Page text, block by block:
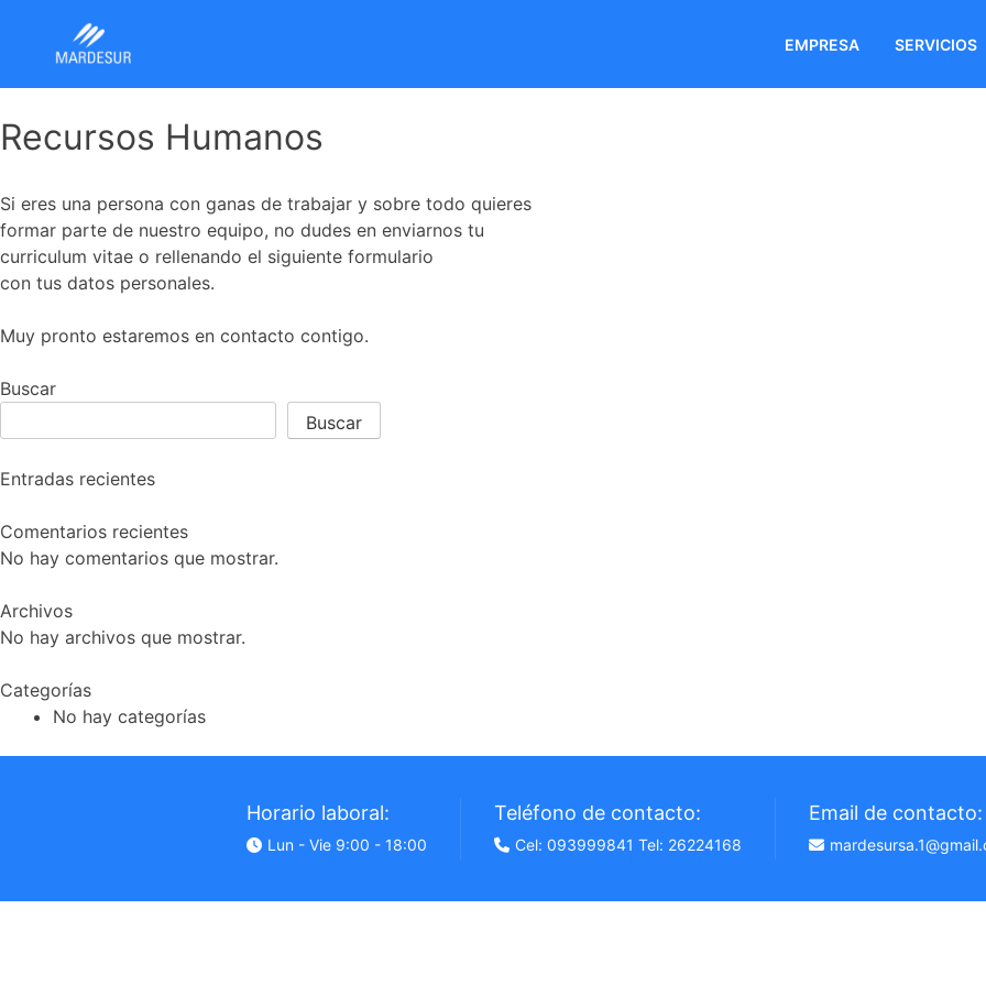
EMPRESA SERVICIOS
Recursos Humanos
Si eres una persona con ganas de trabajar y sobre todo quieres
formar parte de nuestro equipo, no dudes en enviarnos tu
curriculum vitae o rellenando el siguiente formulario
con tus datos personales.
Muy pronto estaremos en contacto contigo.
Buscar
Buscar
Entradas recientes
Comentarios recientes
No hay comentarios que mostrar.
Archivos
No hay archivos que mostrar.
Categorías
No hay categorías
Horario laboral:
Lun - Vie 9:00 - 18:00
Teléfono de contacto:
Cel: 093999841 Tel: 26224168
Email de contacto: